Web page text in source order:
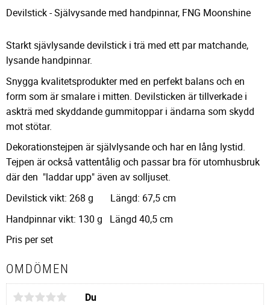
Devilstick - Självysande med handpinnar, FNG Moonshine
Starkt sjävlysande devilstick i trä med ett par matchande,
lysande handpinnar.
Snygga kvalitetsprodukter med en perfekt balans och en
form som är smalare i mitten. Devilsticken är tillverkade i
askträ med skyddande gummitoppar i ändarna som skydd
mot stötar.
Dekorationstejpen är självlysande och har en lång lystid.
Tejpen är också vattentålig och passar bra för utomhusbruk
där den "laddar upp" även av solljuset.
Devilstick vikt: 268 g Längd: 67,5 cm
Handpinnar vikt: 130 g Längd 40,5 cm
Pris per set
OMDÖMEN
Du